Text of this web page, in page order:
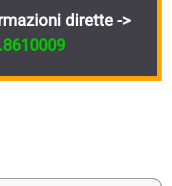
dirette ->